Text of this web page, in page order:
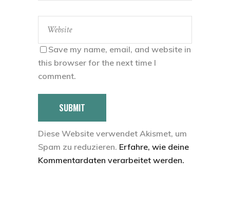
Save my name, email, and website in
this browser for the next time I
comment.
SUBMIT
Diese Website verwendet Akismet, um
Spam zu reduzieren. Erfahre, wie deine
Kommentardaten verarbeitet werden.